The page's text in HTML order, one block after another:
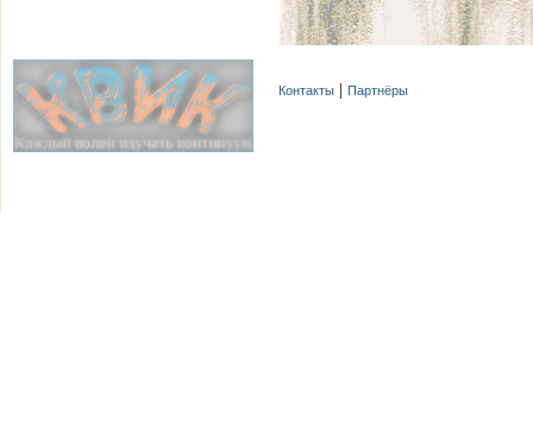
Контакты Партнёры